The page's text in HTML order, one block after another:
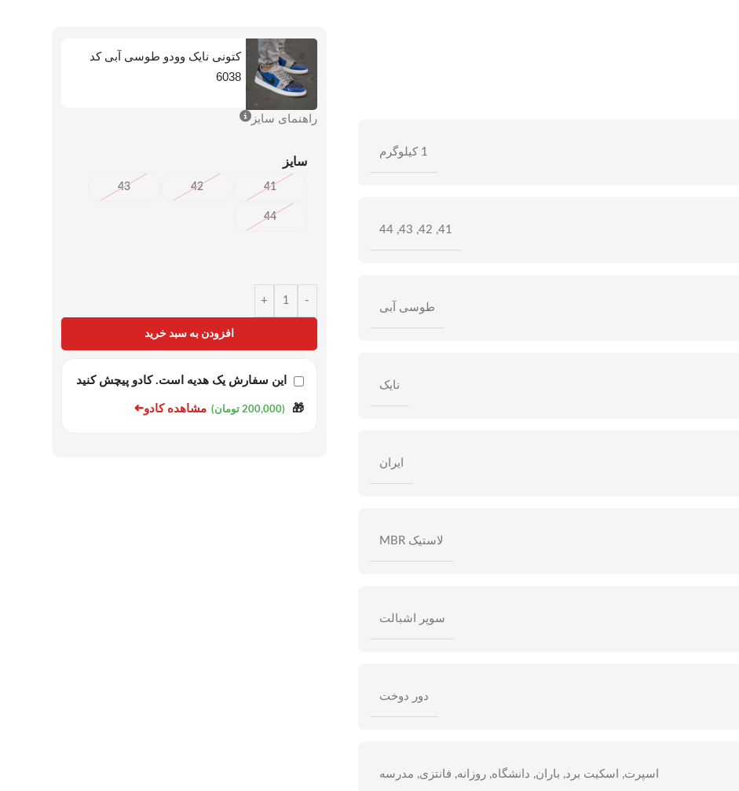
1 کیلوگرم
41
,
42
,
43
,
44
طوسی آبی
نایک
ایران
لاستیک MBR
سوپر اشبالت
دور دوخت
اسپرت, اسکیت برد , باران, دانشگاه, روزانه, فانتزی, مدرسه
کتونی نایک وودو طوسی آبی کد
6038
راهنمای سایز
سایز
41
42
43
44
-
+
افزودن به سبد خرید
این سفارش یک هدیه است. کادو پیچش کنید
🎁 (200,000 تومان) مشاهده کادو➜